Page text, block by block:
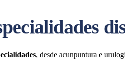
, desde acunpuntura e